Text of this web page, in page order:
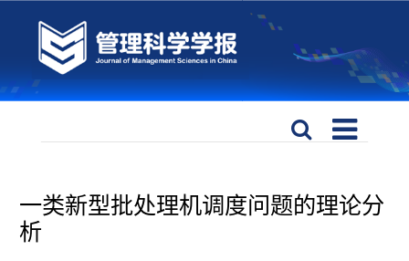
一类新型批处理机调度问题的理论分
析